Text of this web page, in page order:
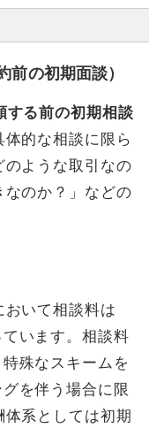
の初期面談）
する前の初期相談
的な相談に限ら
のような取引なの
なのか？」などの
いて相談料は
ています。相談料
殊なスキームを
を伴う場合に限
体系としては初期